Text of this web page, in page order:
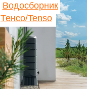
Водосборник
Тенсо/Tenso